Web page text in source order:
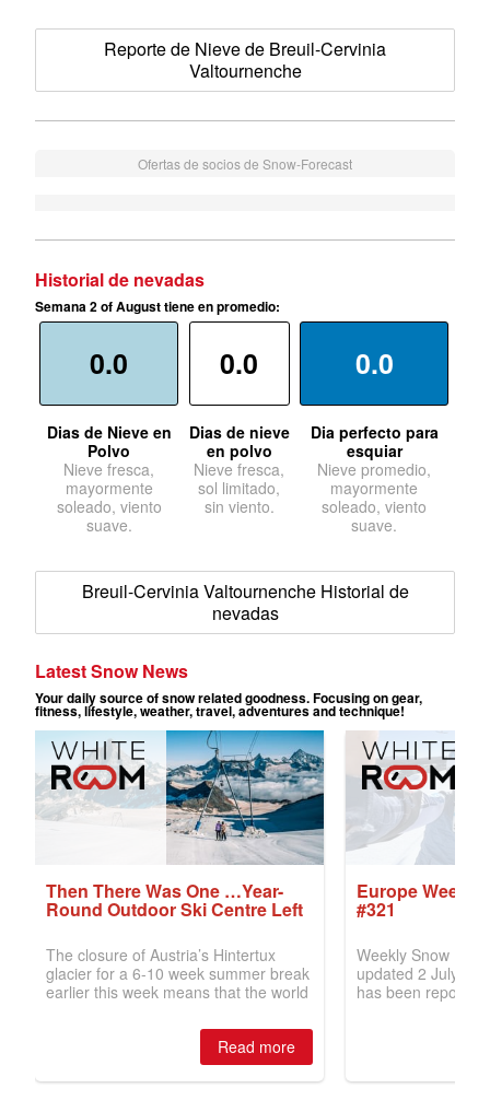
Reporte de Nieve de Breuil-Cervinia
Valtournenche
Ofertas de socios de Snow-Forecast
Historial de nevadas
Semana 2 of August tiene en promedio:
0.0
Dias de Nieve en
Polvo
Nieve fresca,
mayormente
soleado, viento
suave.
0.0
Dias de nieve
en polvo
Nieve fresca,
sol limitado,
sin viento.
0.0
Dia perfecto para
esquiar
Nieve promedio,
mayormente
soleado, viento
suave.
Breuil-Cervinia Valtournenche Historial de
nevadas